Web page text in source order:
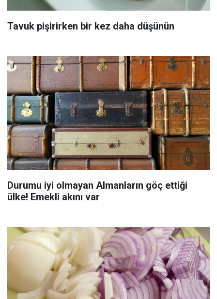
Tavuk pişirirken bir kez daha düşünün
Durumu iyi olmayan Almanların göç ettiği
ülke! Emekli akını var